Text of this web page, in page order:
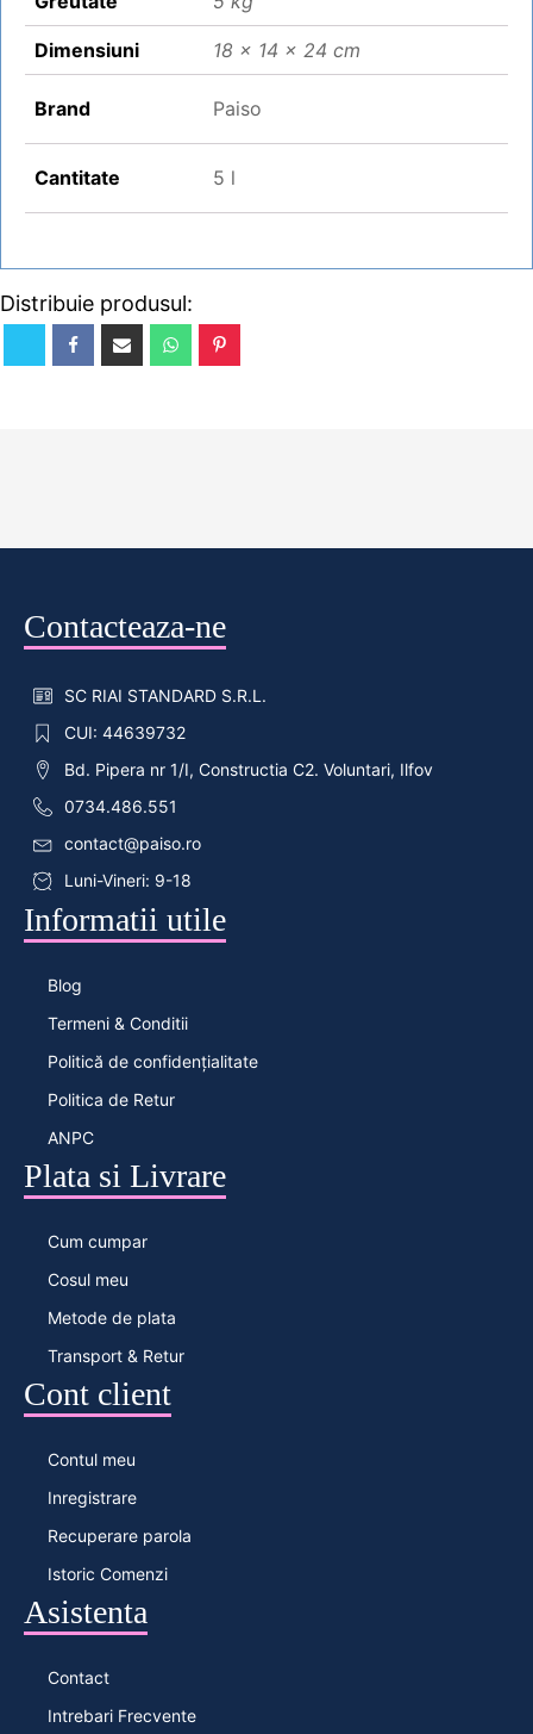
Dimensiuni 18 × 14 × 24 cm
Brand Paiso
Cantitate 5 l
Distribuie produsul:
Contacteaza-ne
SC RIAI STANDARD S.R.L.
CUI: 44639732
Bd. Pipera nr 1/I, Constructia C2. Voluntari, Ilfov
0734.486.551
contact@paiso.ro
Luni-Vineri: 9-18
Informatii utile
Blog
Termeni & Conditii
Politică de confidențialitate
Politica de Retur
ANPC
Plata si Livrare
Cum cumpar
Cosul meu
Metode de plata
Transport & Retur
Cont client
Contul meu
Inregistrare
Recuperare parola
Istoric Comenzi
Asistenta
Contact
Intrebari Frecvente